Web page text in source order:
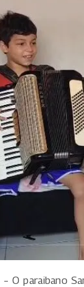
– O paraibano